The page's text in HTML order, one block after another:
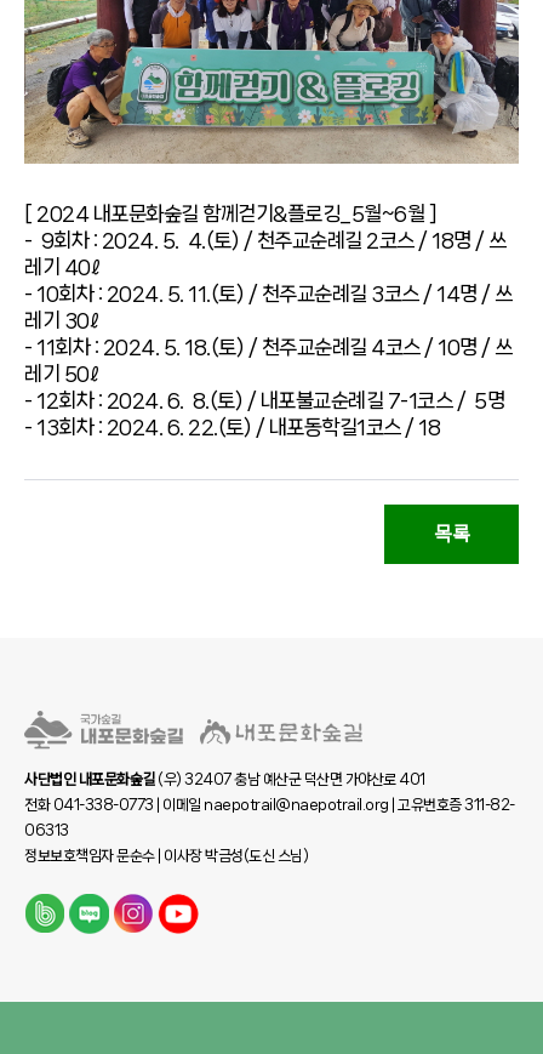
[ 2024 내포문화숲길 함께걷기&플로깅_5월~6월 ]
- 9회차 : 2024. 5. 4.(토) / 천주교순례길 2코스 / 18명 / 쓰
레기 40ℓ
- 10회차 : 2024. 5. 11.(토) / 천주교순례길 3코스 / 14명 / 쓰
레기 30ℓ
- 11회차 : 2024. 5. 18.(토) / 천주교순례길 4코스 / 10명 / 쓰
레기 50ℓ
- 12회차 : 2024. 6. 8.(토) / 내포불교순례길 7-1코스 / 5명
- 13회차 : 2024. 6. 22.(토) / 내포동학길1코스 / 18
목록
사단법인 내포문화숲길(우) 32407 충남 예산군 덕산면 가야산로 401
전화 041-338-0773 | 이메일 naepotrail@naepotrail.org | 고유번호증 311-82-
06313
정보보호책임자 문순수 | 이사장 박금성(도신 스님)